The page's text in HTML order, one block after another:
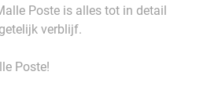
Poste is alles tot in detail
verblijf.
Poste!